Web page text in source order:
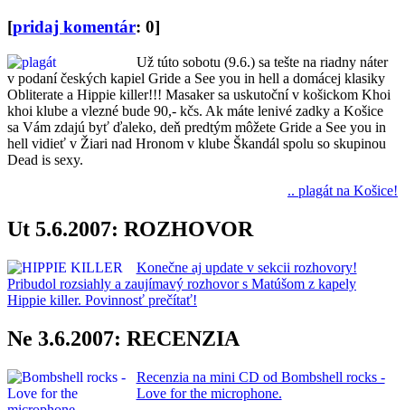
[pridaj komentár: 0]
Už túto sobotu (9.6.) sa tešte na riadny náter
v podaní českých kapiel Gride a See you in hell a domácej klasiky
Obliterate a Hippie killer!!! Masaker sa uskutoční v košickom Khoi
khoi klube a vlezné bude 90,- kčs. Ak máte lenivé zadky a Košice
sa Vám zdajú byť ďaleko, deň predtým môžete Gride a See you in
hell vidieť v Žiari nad Hronom v klube Škandál spolu so skupinou
Dead is sexy.
.. plagát na Košice!
Ut 5.6.2007: ROZHOVOR
Konečne aj update v sekcii rozhovory!
Pribudol rozsiahly a zaujímavý rozhovor s Matúšom z kapely
Hippie killer. Povinnosť prečítať!
Ne 3.6.2007: RECENZIA
Recenzia na mini CD od Bombshell rocks -
Love for the microphone.